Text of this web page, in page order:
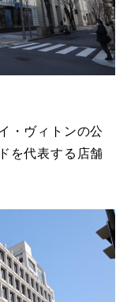
・ヴィトンの公
を代表する店舗